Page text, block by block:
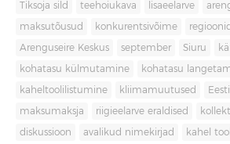
Tiksoja sild teehoiukava lisaeelarve
maksutõusud konkurentsivõime regioonid
Arenguseire Keskus september Siuru
kohatasu külmutamine kohatasu
kaheltoolilistumine kliimamuutused Eesti
maksumaksja riigieelarve eraldised
diskussioon avalikud nimekirjad kahel